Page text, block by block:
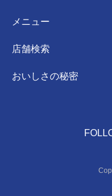
メニュー
店舗検索
おいしさの秘密